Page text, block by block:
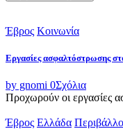
Έβρος Κοινωνία
Εργασίες ασφαλτόστρωσης
by gnomi 0Σχόλια
Προχωρούν οι εργασίες
Έβρος Ελλάδα